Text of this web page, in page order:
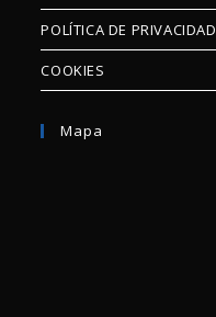
POLÍTICA DE PRIVACIDAD
COOKIES
Mapa